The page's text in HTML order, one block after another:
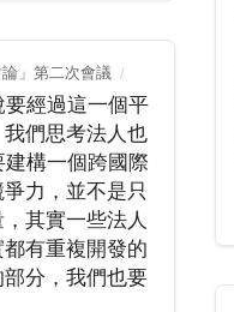
」第二次會議
要經過這一個平
們思考法人也
構一個跨國際
力，並不是只
其實一些法人
有重複開發的
分，我們也要